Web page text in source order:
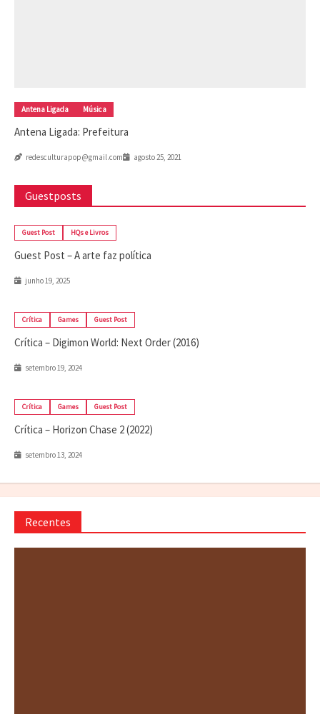
Antena Ligada Música
Antena Ligada: Prefeitura
redesculturapop@gmail.com agosto 25, 2021
Guestposts
Guest Post HQs e Livros
Guest Post – A arte faz política
junho 19, 2025
Crítica Games Guest Post
Crítica – Digimon World: Next Order (2016)
setembro 19, 2024
Crítica Games Guest Post
Crítica – Horizon Chase 2 (2022)
setembro 13, 2024
Recentes